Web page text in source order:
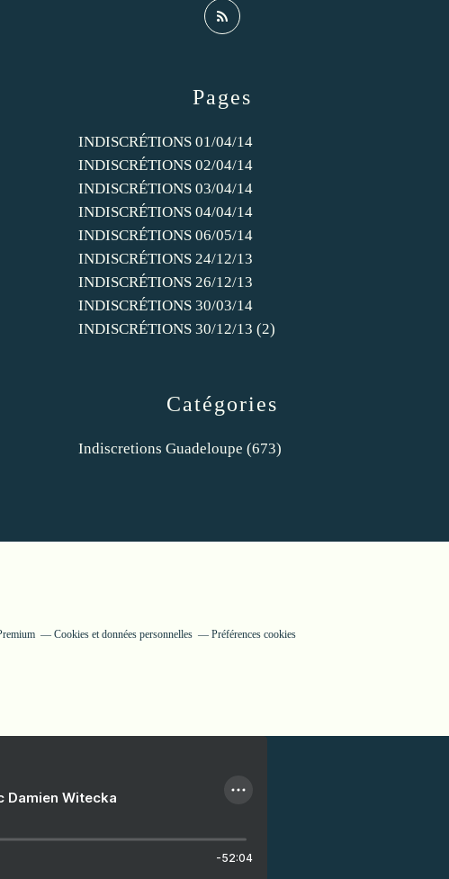
Catégories
Indiscretions Guadeloupe (673)
Pages
INDISCRÉTIONS 01/04/14
INDISCRÉTIONS 02/04/14
INDISCRÉTIONS 03/04/14
INDISCRÉTIONS 04/04/14
INDISCRÉTIONS 06/05/14
INDISCRÉTIONS 24/12/13
INDISCRÉTIONS 26/12/13
INDISCRÉTIONS 30/03/14
INDISCRÉTIONS 30/12/13 (2)
Cookies et données personnelles Préférences cookies
Damien Witecka
-52:04